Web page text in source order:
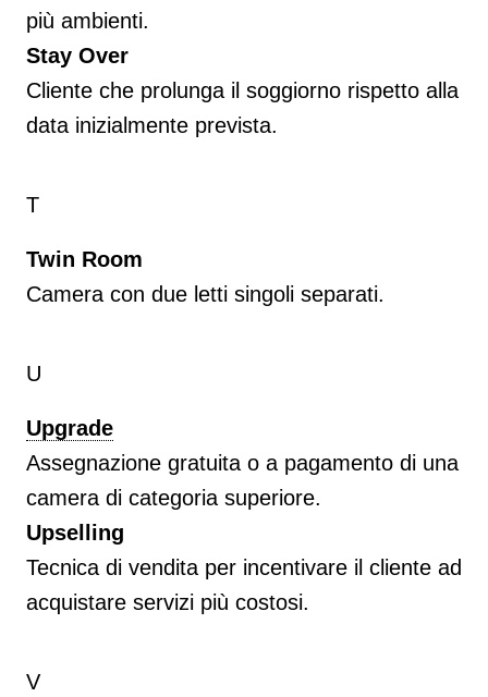
più ambienti.
Stay Over
Cliente che prolunga il soggiorno rispetto alla
data inizialmente prevista.
T
Twin Room
Camera con due letti singoli separati.
U
Upgrade
Assegnazione gratuita o a pagamento di una
camera di categoria superiore.
Upselling
Tecnica di vendita per incentivare il cliente ad
acquistare servizi più costosi.
V